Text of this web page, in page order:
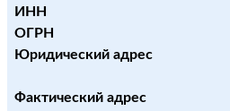
ИНН
ОГРН
Юридический адрес
Фактический адрес